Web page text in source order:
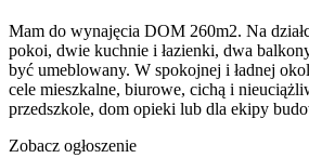
Mam do wynajęcia DOM 260m2. Na
pokoi, dwie kuchnie i łazienki, dwa
być umeblowany. W spokojnej i ładnej
cele mieszkalne, biurowe, cichą i
przedszkole, dom opieki lub dla ekipy
Zobacz ogłoszenie